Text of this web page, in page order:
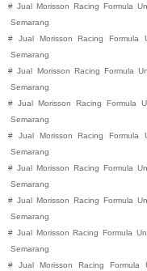
# Jual Morisson Racing Formula
Semarang
#
Jual Morisson Racing
Semarang
# Jual Morisson Racing Formula
Semarang
# Jual Morisson Racing Formula
Semarang
#
Jual Morisson Racing
Semarang
# Jual Morisson Racing Formula
Semarang
# Jual Morisson Racing Formula
Semarang
# Jual Morisson Racing Formula
Semarang
#
Jual Morisson Racing